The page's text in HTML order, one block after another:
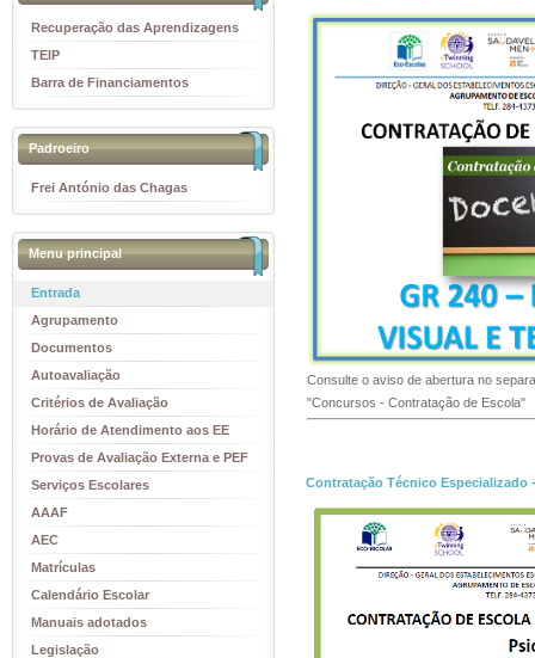
Recuperação das Aprendizagens
TEIP
Barra de Financiamentos
Padroeiro
Frei António das Chagas
Menu principal
Entrada
Agrupamento
Documentos
Autoavaliação
Critérios de Avaliação
Horário de Atendimento aos EE
Provas de Avaliação Externa e PEF
Serviços Escolares
AAAF
AEC
Matrículas
Calendário Escolar
Manuais adotados
Legislação
Consulte o aviso de abertura no
"Concursos - Contratação de Escola"
Contratação Técnico Especializado